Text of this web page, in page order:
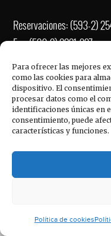
Para ofrecer las mejores
como las cookies para
dispositivo. El
procesar datos como el
identificaciones únicas en
consentimiento, puede
características y funciones.
Política de cookies
Reservaciones: (593-2)
Fax: (593-2) 2221-337
re******@
ve****@
in******@
ACCESO RÁPIDO
Hotel Reina Isabel, © 2017